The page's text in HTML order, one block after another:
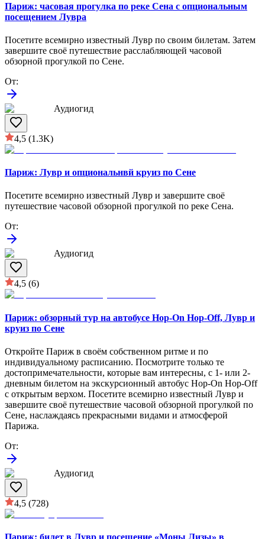
Париж: часовая прогулка по реке Сена с опциональным
посещением Лувра
Посетите всемирно известный Лувр по своим билетам. Затем
завершите своё путешествие расслабляющей часовoй
обзорной прогулкой по Сене.
От:
Аудиогид
4,5 (1.3K)
Париж: Лувр и опциональнвй круиз по Сене
Посетите всемирно известный Лувр и завершите своё
путешествие часовой обзорной прогулкой по реке Сена.
От:
Аудиогид
4,5 (6)
Париж: обзорный тур на автобусе Hop-On Hop-Off, Лувр и
круиз по Сене
Откройте Париж в своём собственном ритме и по
индивидуальному расписанию. Посмотрите только те
достопримечательности, которые вам интересны, с 1- или 2-
дневным билетом на экскурсионный автобус Hop-On Hop-Off
с открытым верхом. Посетите всемирно известный Лувр и
завершите своё путешествие часовой обзорной прогулкой по
Сене, наслаждаясь прекрасными видами и атмосферой
Парижа.
От:
Аудиогид
4,5 (728)